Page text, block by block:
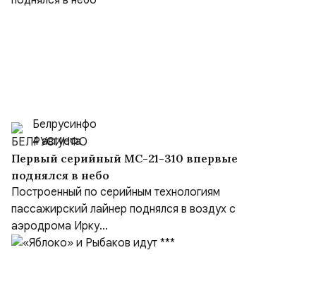
Белрусинфо
4 августа
Первый серийный МС-21-310 впервые
поднялся в небо
Построенный по серийным технологиям
пассажирский лайнер поднялся в воздух с
аэродрома Ирку...